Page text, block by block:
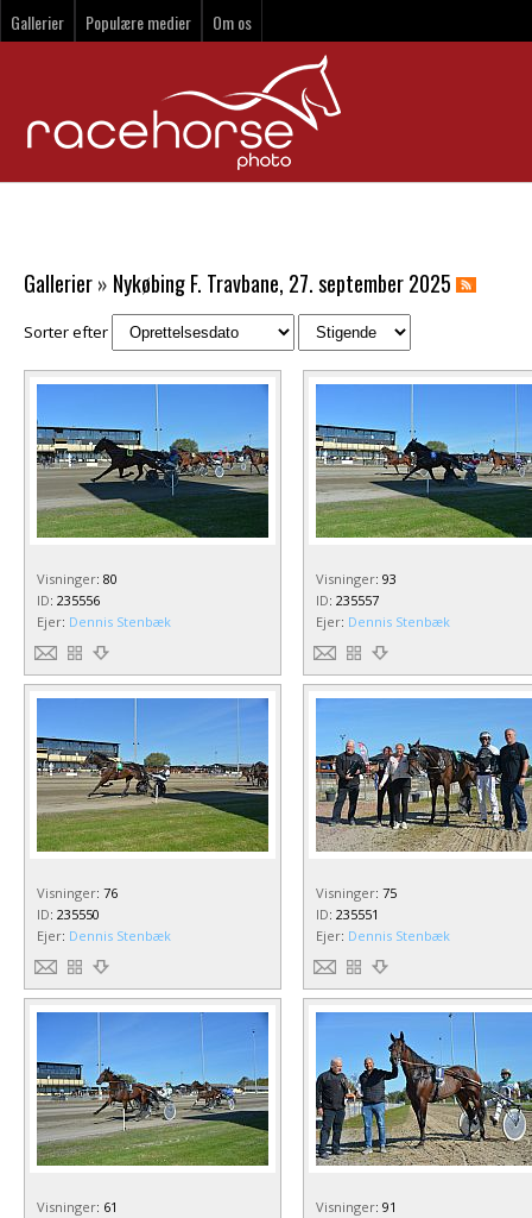
Gallerier Populære medier Om os
Gallerier» Nykøbing F. Travbane, 27. september 2025
Sorter efter
Visninger: 80
ID: 235556
Ejer: Dennis Stenbæk
Visninger: 93
ID: 235557
Ejer: Dennis Stenbæk
Visninger: 76
ID: 235550
Ejer: Dennis Stenbæk
Visninger: 75
ID: 235551
Ejer: Dennis Stenbæk
Visninger: 61
Visninger: 91